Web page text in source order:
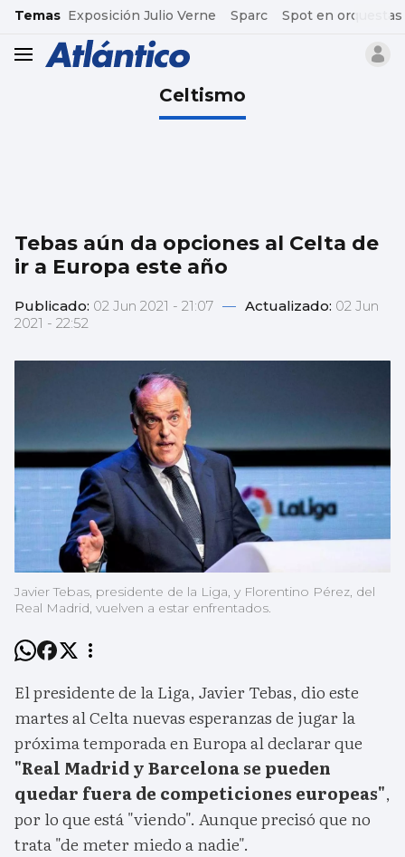
common.go-to-content
Temas Exposición Julio Verne Sparc Spot en orquestas
header.menu.open
Celtismo
Tebas aún da opciones al Celta de
ir a Europa este año
Publicado: 02 Jun 2021 - 21:07 — Actualizado: 02 Jun
2021 - 22:52
Javier Tebas, presidente de la Liga, y Florentino Pérez, del
Real Madrid, vuelven a estar enfrentados.
El presidente de la Liga, Javier Tebas, dio este
martes al Celta nuevas esperanzas de jugar la
próxima temporada en Europa al declarar que
"Real Madrid y Barcelona se pueden
quedar fuera de competiciones europeas",
por lo que está "viendo". Aunque precisó que no
trata "de meter miedo a nadie".